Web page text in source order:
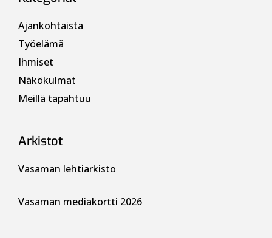
Ajankohtaista
Työelämä
Ihmiset
Näkökulmat
Meillä tapahtuu
Arkistot
Vasaman lehtiarkisto
Vasaman mediakortti 2026